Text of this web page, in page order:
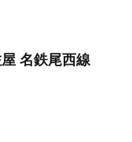
名鉄尾西線